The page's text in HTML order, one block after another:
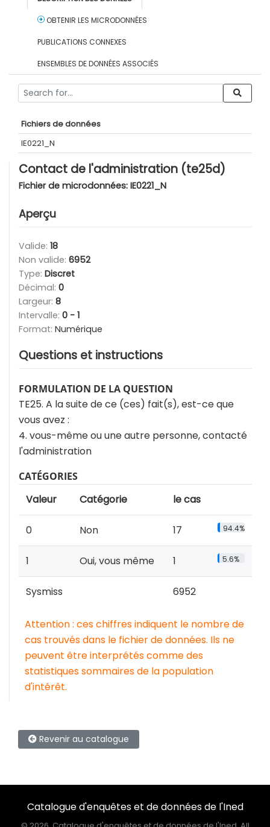
OBTENIR LES MICRODONNÉES
PUBLICATIONS CONNEXES
ENSEMBLES DE DONNÉES ASSOCIÉS
Fichiers de données
IE0221_N
Contact de l'administration (te25d)
Fichier de microdonnées: IE0221_N
Aperçu
Valide: 18
Non valide: 6952
Type: Discret
Décimal: 0
Largeur: 8
Intervalle: 0 - 1
Format: Numérique
Questions et instructions
FORMULATION DE LA QUESTION
TE25. A la suite de ce (ces) fait(s), est-ce que
vous avez :
4. vous-même ou une autre personne, contacté
l'administration
CATÉGORIES
Valeur Catégorie le cas
0 Non 17 94.4%
1 Oui, vous même 1 5.6%
Sysmiss 6952
Attention : ces chiffres indiquent le nombre de
cas trouvés dans le fichier de données. Ils ne
peuvent être interprétés comme des
statistiques sommaires de la population
d'intérêt.
Revenir au catalogue
Catalogue d'enquêtes et de données de l'Ined